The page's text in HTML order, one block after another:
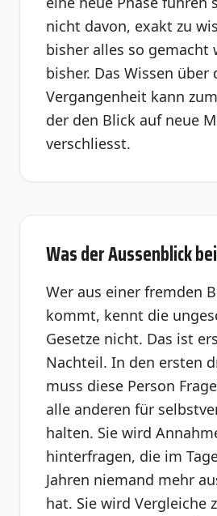
nicht davon, exakt zu
bisher alles so gemacht
bisher. Das Wissen über
Vergangenheit kann
der den Blick auf neue
verschliesst.
Was der Aussenblick
Wer aus einer fremden
kommt, kennt die
Gesetze nicht. Das ist
Nachteil. In den ersten
muss diese Person
alle anderen für
halten. Sie wird
hinterfragen, die im
Jahren niemand mehr
hat. Sie wird Vergleiche